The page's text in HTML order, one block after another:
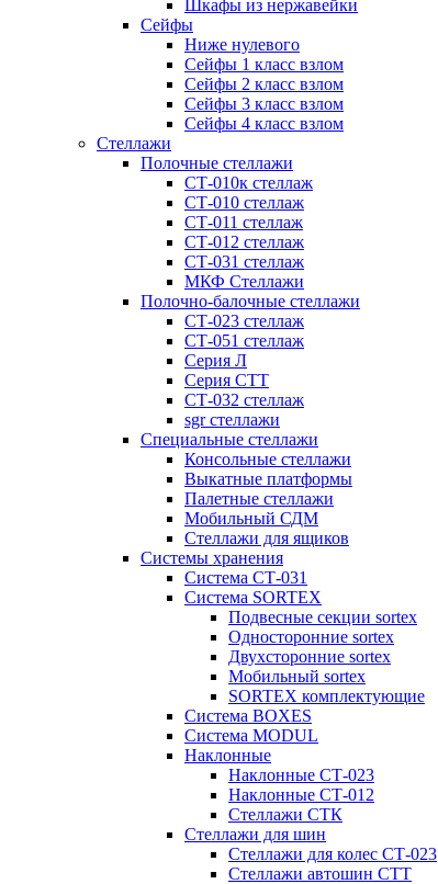
Шкафы из нержавейки
Сейфы
Ниже нулевого
Сейфы 1 класс взлом
Сейфы 2 класс взлом
Сейфы 3 класс взлом
Сейфы 4 класс взлом
Стеллажи
Полочные стеллажи
СТ-010к стеллаж
СТ-010 стеллаж
СТ-011 стеллаж
СТ-012 стеллаж
СТ-031 стеллаж
МКФ Стеллажи
Полочно-балочные стеллажи
СТ-023 стеллаж
СТ-051 стеллаж
Серия Л
Серия СТТ
СТ-032 стеллаж
sgr стеллажи
Специальные стеллажи
Консольные стеллажи
Выкатные платформы
Палетные стеллажи
Мобильный СДМ
Стеллажи для ящиков
Системы хранения
Система СТ-031
Система SORTEX
Подвесные секции sortex
Односторонние sortex
Двухсторонние sortex
Мобильный sortex
SORTEX комплектующие
Система BOXES
Система MODUL
Наклонные
Наклонные СТ-023
Наклонные СТ-012
Стеллажи СТК
Стеллажи для шин
Стеллажи для колес СТ-023
Стеллажи автошин СТТ